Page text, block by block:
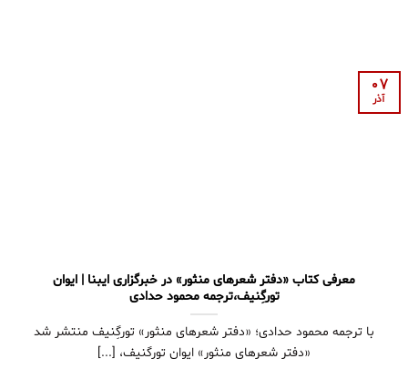
معرفی کتاب «دفتر شعرهای منثور» در خبرگزاری ایبنا | ایوان
تورگِنیف،ترجمه محمود حدادی
با ترجمه محمود حدادی؛ «دفتر شعرهای منثور» تورگِنیف منتشر شد
«دفتر شعرهای منثور» ایوان تورگنیف، [...]
07
آذر